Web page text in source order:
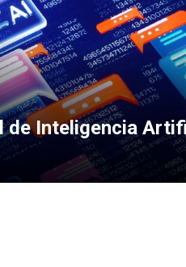
de Inteligencia